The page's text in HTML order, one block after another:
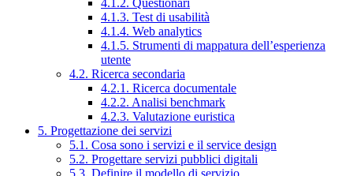
4.1.3. Test di usabilità
4.1.4. Web analytics
4.1.5. Strumenti di mappatura dell’esperienza
utente
4.2. Ricerca secondaria
4.2.1. Ricerca documentale
4.2.2. Analisi benchmark
4.2.3. Valutazione euristica
5. Progettazione dei servizi
5.1. Cosa sono i servizi e il service design
5.2. Progettare servizi pubblici digitali
5.3. Definire il modello di servizio